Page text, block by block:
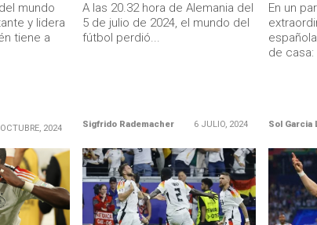
mundo
y lidera
tiene a
2024
A las 20.32 hora de Alemania del
5 de julio de 2024, el mundo del
fútbol perdió...
Sigfrido Rademacher 6 JULIO, 2024
En un
de casa:
Sol Garcia
LEER MÁS